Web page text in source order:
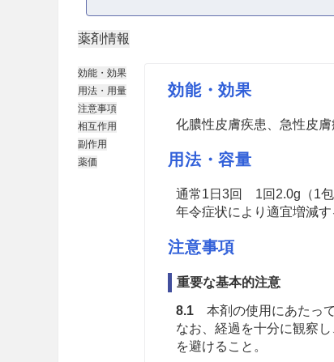
薬剤情報
効能・効果
用法・用量
注意事項
相互作用
副作用
薬価
効能・効果
化膿性皮膚疾患、急性皮
用法・容量
通常1日3回 1回2.0g（1
年令症状により適宜増減す
注意事項
重要な基本的注意
8.1本剤の使用にあたって
なお、経過を十分に観察
を避けること。